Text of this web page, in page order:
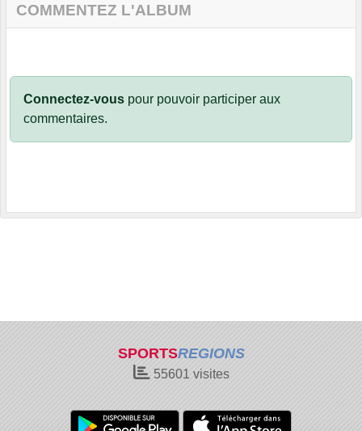
COMMENTEZ L'ALBUM
Connectez-vous pour pouvoir participer aux
commentaires.
SPORTSREGIONS
55601 visites